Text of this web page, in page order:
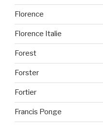
Florence
Florence Italie
Forest
Forster
Fortier
Francis Ponge